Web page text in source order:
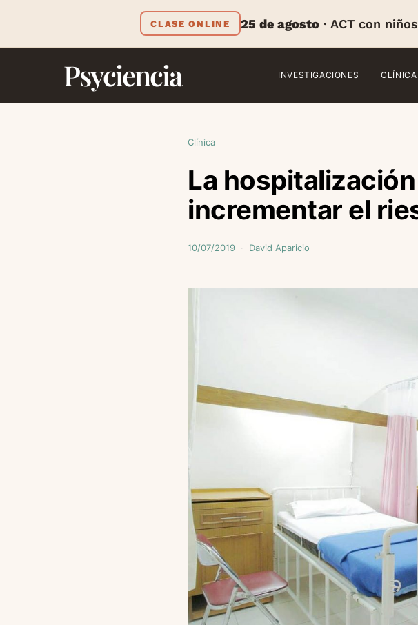
CLASE ONLINE 25 de agosto · ACT con
Psyciencia INVESTIGACIONES CLÍNICA
Clínica
La
incrementar el
10/07/2019 David Aparicio